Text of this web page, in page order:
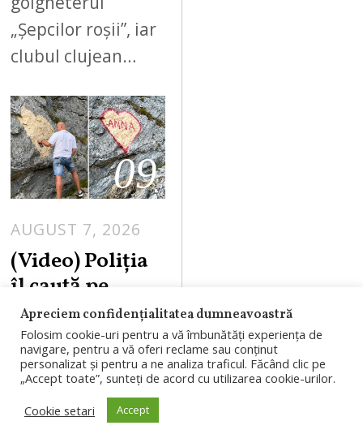
„Șepcilor roșii”, iar
clubul clujean…
09
AUGUST 7, 2026
G
S
T
7
,
2
0
(Video) Poliția
îl caută pe
bărbatul care a
vandalizat
Transfăgărășa
nul din „iubire”.
Ce sancțiuni
Apreciem confidențialitatea dumneavoastră
Folosim cookie-uri pentru a vă îmbunătăți experiența de
navigare, pentru a vă oferi reclame sau conținut
personalizat și pentru a ne analiza traficul. Făcând clic pe
„Accept toate”, sunteți de acord cu utilizarea cookie-urilor.
Cookie setari
Accept